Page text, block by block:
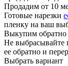
Продадим от 10
Готовые нарезки
пленку на ваш
Выкупим обратно
Не выбрасывайте
ее обратно и
Выбрать вариант